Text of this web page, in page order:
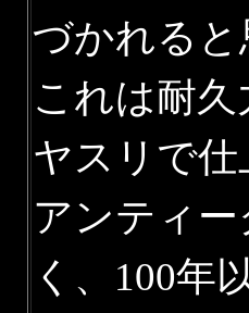
づかれると
これは耐
ヤスリで
アンティ
く、100年